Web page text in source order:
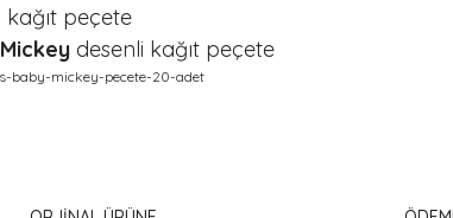
kağıt peçete
desenli kağıt peçete